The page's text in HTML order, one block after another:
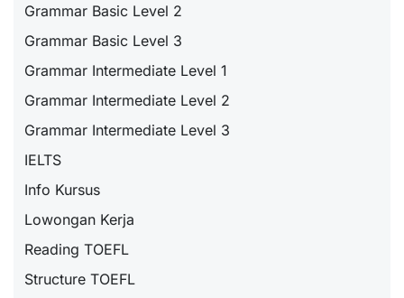
Grammar Basic Level 2
Grammar Basic Level 3
Grammar Intermediate Level 1
Grammar Intermediate Level 2
Grammar Intermediate Level 3
IELTS
Info Kursus
Lowongan Kerja
Reading TOEFL
Structure TOEFL